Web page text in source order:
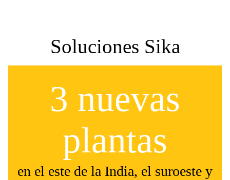
Soluciones Sika
3 nuevas
plantas
en el este de la India, el suroeste y